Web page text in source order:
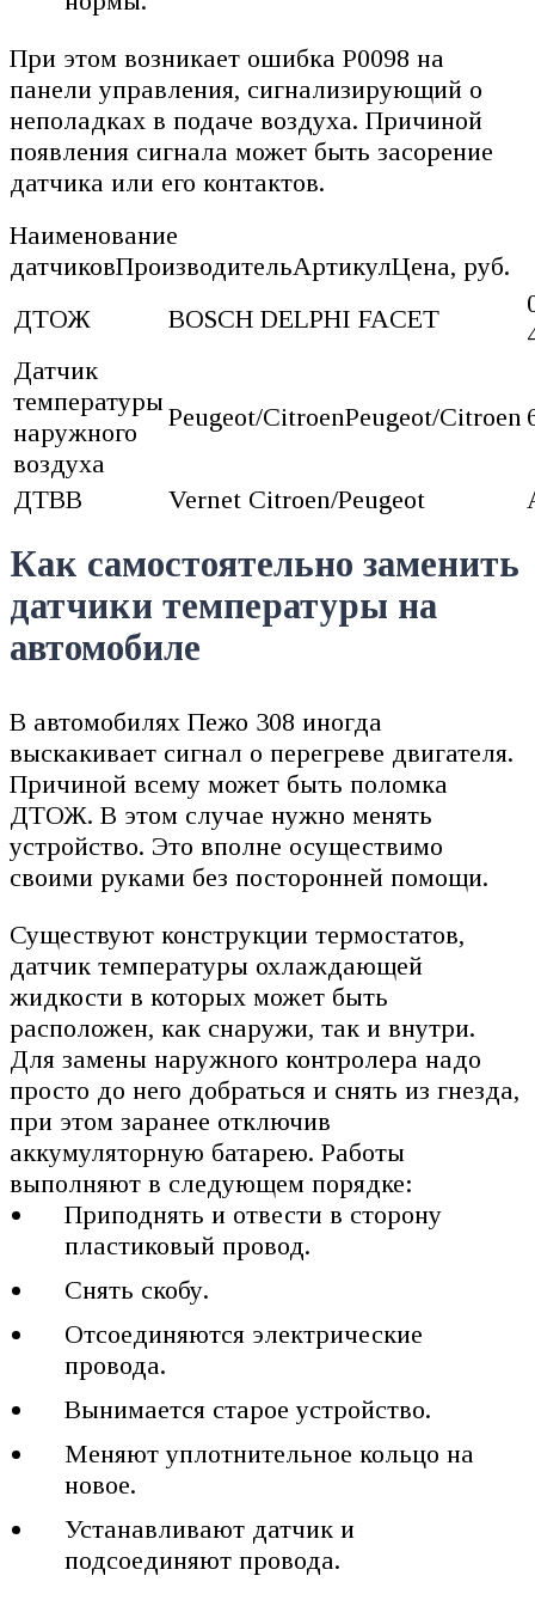
При этом возникает ошибка Р0098 на
панели управления, сигнализирующий о
неполадках в подаче воздуха. Причиной
появления сигнала может быть засорение
датчика или его контактов.
Наименование
датчиковПроизводительАртикулЦена, руб.
ДТОЖ
BOSCH DELPHI FACET
Датчик
температуры
наружного
воздуха
Peugeot/CitroenPeugeot/Citroen
ДТВВ Vernet Citroen/Peugeot
Как самостоятельно заменить
датчики температуры на
автомобиле
В автомобилях Пежо 308 иногда
выскакивает сигнал о перегреве двигателя.
Причиной всему может быть поломка
ДТОЖ. В этом случае нужно менять
устройство. Это вполне осуществимо
своими руками без посторонней помощи.
Существуют конструкции термостатов,
датчик температуры охлаждающей
жидкости в которых может быть
расположен, как снаружи, так и внутри.
Для замены наружного контролера надо
просто до него добраться и снять из гнезда,
при этом заранее отключив
аккумуляторную батарею. Работы
выполняют в следующем порядке:
Приподнять и отвести в сторону
пластиковый провод.
Снять скобу.
Отсоединяются электрические
провода.
Вынимается старое устройство.
Меняют уплотнительное кольцо на
новое.
Устанавливают датчик и
подсоединяют провода.